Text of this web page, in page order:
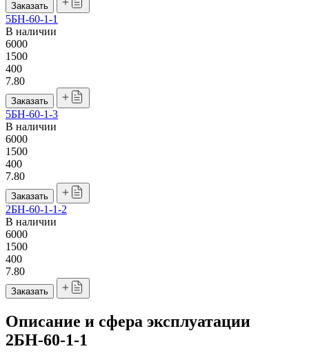
Заказать
5БН-60-1-1
В наличии
6000
1500
400
7.80
Заказать
5БН-60-1-3
В наличии
6000
1500
400
7.80
Заказать
2БН-60-1-1-2
В наличии
6000
1500
400
7.80
Заказать
Описание и сфера эксплуатации
2БН-60-1-1